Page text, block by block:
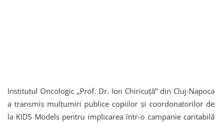
Institutul Oncologic „Prof. Dr. Ion Chiricuță” din Cluj-Napoca
a transmis mulțumiri publice copiilor și coordonatorilor de
la KIDS Models pentru implicarea într-o campanie caritabilă